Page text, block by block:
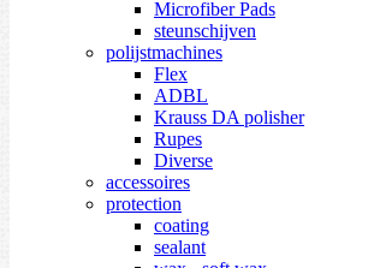
Microfiber Pads
steunschijven
polijstmachines
Flex
ADBL
Krauss DA polisher
Rupes
Diverse
accessoires
protection
coating
sealant